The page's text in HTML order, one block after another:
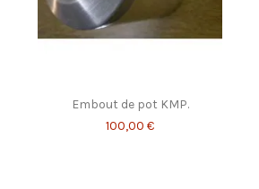
Embout de pot KMP.
100,00 €